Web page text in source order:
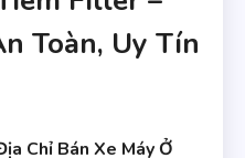
Toàn, Uy Tín
Chỉ Bán Xe Máy Ở